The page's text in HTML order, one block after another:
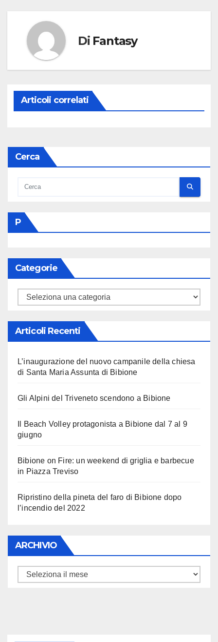
Di Fantasy
Articoli correlati
Cerca
P
Categorie
Categorie
Articoli Recenti
L’inaugurazione del nuovo campanile della chiesa
di Santa Maria Assunta di Bibione
Gli Alpini del Triveneto scendono a Bibione
Il Beach Volley protagonista a Bibione dal 7 al 9
giugno
Bibione on Fire: un weekend di griglia e barbecue
in Piazza Treviso
Ripristino della pineta del faro di Bibione dopo
l’incendio del 2022
ARCHIVIO
ARCHIVIO